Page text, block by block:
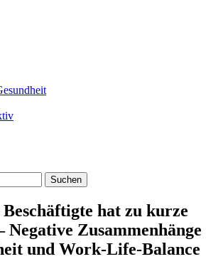
hat zu kurze
Negative Zusammenhänge
und Work-Life-Balance